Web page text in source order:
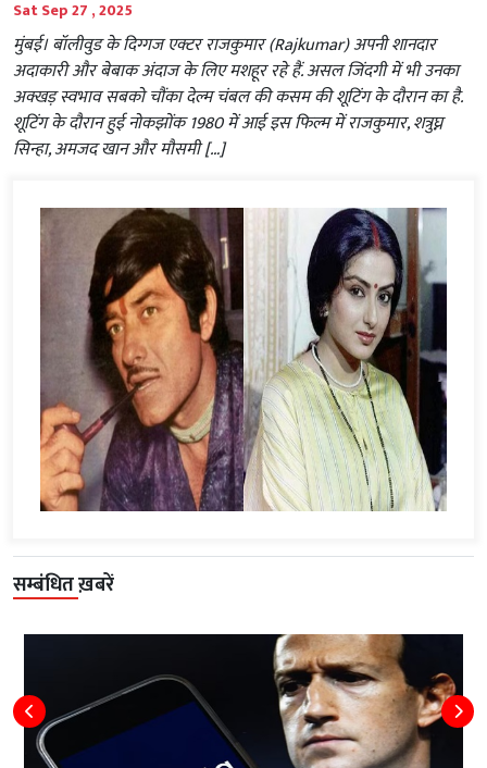
Sat Sep 27 , 2025
मुंबई। बॉलीवुड के दिग्गज एक्टर राजकुमार (Rajkumar) अपनी शानदार
अदाकारी और बेबाक अंदाज के लिए मशहूर रहे हैं. असल जिंदगी में भी उनका
अक्खड़ स्वभाव सबको चौंका देल्म चंबल की कसम की शूटिंग के दौरान का है.
शूटिंग के दौरान हुई नोकझोंक 1980 में आई इस फिल्म में राजकुमार, शत्रुघ्न
सिन्हा, अमजद खान और मौसमी […]
सम्बंधित ख़बरें